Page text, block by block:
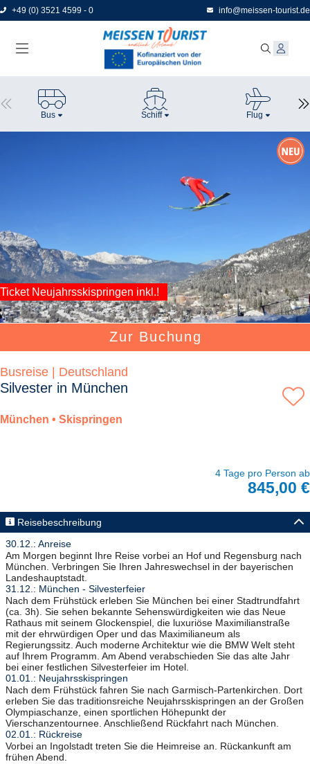
Direkt
zum
+49 (0) 3521 4599 - 0 info@meissen-tourist.de
Bus Schiff Flug
Ticket Neujahrsskispringen inkl.!
Zur Buchung
Busreise | Deutschland
Silvester in München
München • Skispringen
4 Tage pro Person ab
845,00 €
Reisebeschreibung
30.12.: Anreise
Am Morgen beginnt Ihre Reise vorbei an Hof und Regensburg nach
München. Verbringen Sie Ihren Jahreswechsel in der bayerischen
Landeshauptstadt.
31.12.: München - Silvesterfeier
Nach dem Frühstück erleben Sie München bei einer Stadtrundfahrt
(ca. 3h). Sie sehen bekannte Sehenswürdigkeiten wie das Neue
Rathaus mit seinem Glockenspiel, die luxuriöse Maximilianstraße
mit der ehrwürdigen Oper und das Maximilianeum als
Regierungssitz. Auch moderne Architektur wie die BMW Welt steht
auf Ihrem Programm. Am Abend verabschieden Sie das alte Jahr
bei einer festlichen Silvesterfeier im Hotel.
01.01.: Neujahrsskispringen
Nach dem Frühstück fahren Sie nach Garmisch-Partenkirchen. Dort
erleben Sie das traditionsreiche Neujahrsskispringen an der Großen
Olympiaschanze, einen sportlichen Höhepunkt der
Vierschanzentournee. Anschließend Rückfahrt nach München.
02.01.: Rückreise
Vorbei an Ingolstadt treten Sie die Heimreise an. Rückankunft am
frühen Abend.